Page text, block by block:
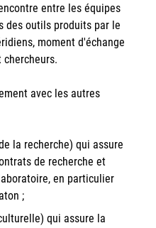
entre les équipes
des outils produits par le
moment d'échange
avec les autres
la recherche) qui assure
de recherche et
en particulier
;
qui assure la